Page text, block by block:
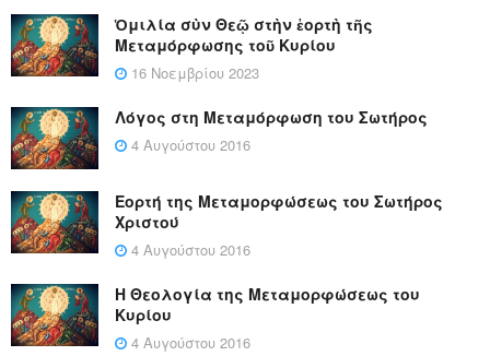
Ὁμιλία σὺν Θεῷ στὴν ἑορτὴ τῆς
Μεταμόρφωσης τοῦ Κυρίου
16 Νοεμβρίου 2023
Λόγος στη Μεταμόρφωση του Σωτήρος
4 Αυγούστου 2016
Εορτή της Μεταμορφώσεως του Σωτήρος
Χριστού
4 Αυγούστου 2016
Η Θεολογία της Μεταμορφώσεως του
Κυρίου
4 Αυγούστου 2016